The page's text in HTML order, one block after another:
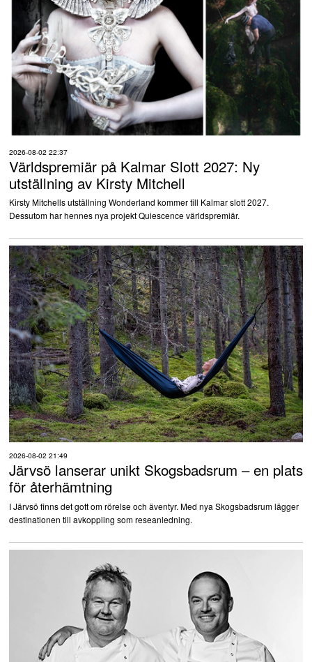
2026-08-02 22:37
Världspremiär på Kalmar Slott 2027: Ny
utställning av Kirsty Mitchell
Kirsty Mitchells utställning Wonderland kommer till Kalmar slott 2027.
Dessutom har hennes nya projekt Quiescence världspremiär.
2026-08-02 21:49
Järvsö lanserar unikt Skogsbadsrum – en plats
för återhämtning
I Järvsö finns det gott om rörelse och äventyr. Med nya Skogsbadsrum lägger
destinationen till avkoppling som reseanledning.